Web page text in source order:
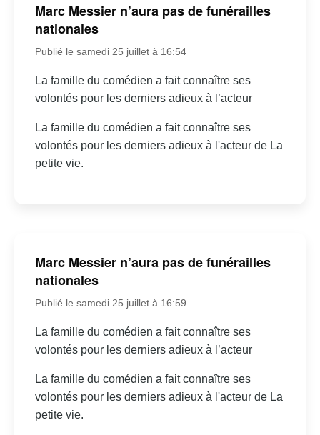
Marc Messier n’aura pas de funérailles
nationales
Publié le samedi 25 juillet à 16:54
La famille du comédien a fait connaître ses
volontés pour les derniers adieux à l’acteur
La famille du comédien a fait connaître ses
volontés pour les derniers adieux à l'acteur de La
petite vie.
Marc Messier n’aura pas de funérailles
nationales
Publié le samedi 25 juillet à 16:59
La famille du comédien a fait connaître ses
volontés pour les derniers adieux à l’acteur
La famille du comédien a fait connaître ses
volontés pour les derniers adieux à l'acteur de La
petite vie.